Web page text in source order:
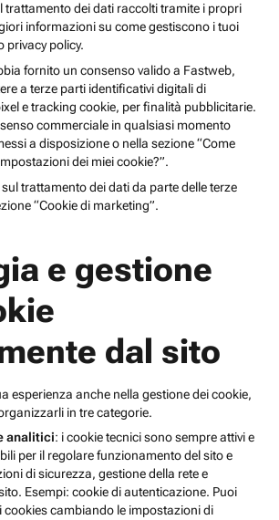
trattamento dei dati raccolti tramite i propri
informazioni su come gestiscono i tuoi
privacy policy.
fornito un consenso valido a Fastweb,
a terze parti identificativi digitali di
e tracking cookie, per finalità pubblicitarie.
commerciale in qualsiasi momento
a disposizione o nella sezione “Come
dei miei cookie?”.
trattamento dei dati da parte delle terze
“Cookie di marketing”.
e gestione
dal sito
esperienza anche nella gestione dei cookie,
in tre categorie.
analitici: i cookie tecnici sono sempre attivi e
per il regolare funzionamento del sito e
di sicurezza, gestione della rete e
Esempi: cookie di autenticazione. Puoi
cookies cambiando le impostazioni di